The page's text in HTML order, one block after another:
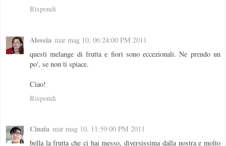
Rispondi
Alessia mar mag 10, 06:24:00 PM 2011
questi melange di frutta e fiori sono eccezionali. Ne prendo un
po', se non ti spiace.
Ciao!
Rispondi
Cinzia mar mag 10, 11:59:00 PM 2011
bella la frutta che ci hai messo, diversissima dalla nostra e molto